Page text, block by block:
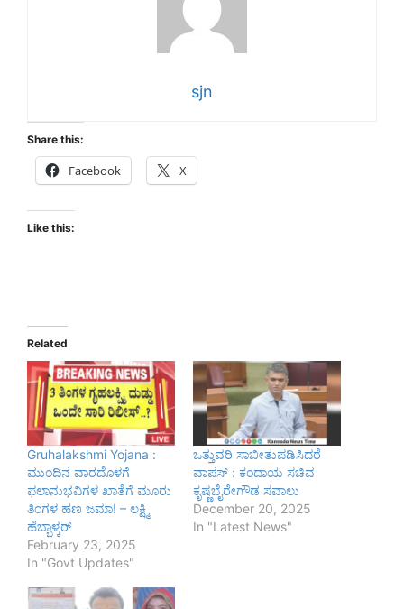
sjn
Share this:
Facebook X
Like this:
Related
Gruhalakshmi Yojana :
ಮುಂದಿನ ವಾರದೊಳಗೆ
ಫಲಾನುಭವಿಗಳ ಖಾತೆಗೆ ಮೂರು
ತಿಂಗಳ ಹಣ ಜಮಾ! – ಲಕ್ಷ್ಮಿ
ಹೆಬ್ಬಾಳ್ಕರ್
February 23, 2025
In "Govt Updates"
ಒತ್ತುವರಿ ಸಾಬೀತುಪಡಿಸಿದರೆ
ವಾಪಸ್‌ : ಕಂದಾಯ ಸಚಿವ
ಕೃಷ್ಣಬೈರೇಗೌಡ ಸವಾಲು
December 20, 2025
In "Latest News"